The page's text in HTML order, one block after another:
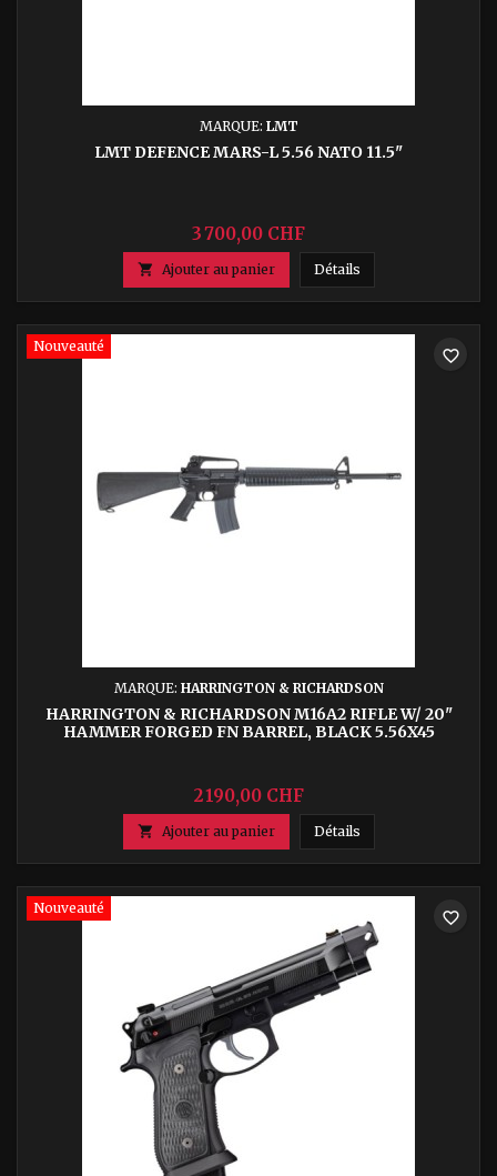
MARQUE: LMT
LMT DEFENCE MARS-L 5.56 NATO 11.5"
3 700,00 CHF
 Ajouter au panier DétailsLMT Defence
Nouveauté
MARQUE: HARRINGTON & RICHARDSON
HARRINGTON & RICHARDSON M16A2 RIFLE W/ 20"
HAMMER FORGED FN BARREL, BLACK 5.56X45
2 190,00 CHF
 Ajouter au panier DétailsHarrington &
favorite_border
Nouveauté favorite_border